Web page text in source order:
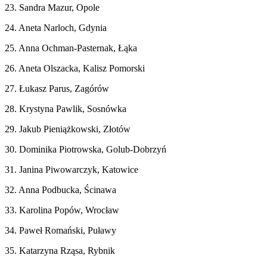
23. Sandra Mazur, Opole
24. Aneta Narloch, Gdynia
25. Anna Ochman-Pasternak, Łąka
26. Aneta Olszacka, Kalisz Pomorski
27. Łukasz Parus, Zagórów
28. Krystyna Pawlik, Sosnówka
29. Jakub Pieniążkowski, Złotów
30. Dominika Piotrowska, Golub-Dobrzyń
31. Janina Piwowarczyk, Katowice
32. Anna Podbucka, Ścinawa
33. Karolina Popów, Wrocław
34. Paweł Romański, Puławy
35. Katarzyna Rząsa, Rybnik